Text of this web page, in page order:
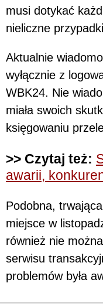
musi dotykać
nieliczne
Aktualnie
wyłącznie z
WBK24. Nie
miała swoich
księgowaniu
>> Czytaj też:
awarii,
Podobna,
miejsce w
również nie
serwisu
problemów była